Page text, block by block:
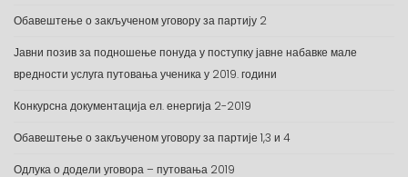
Обавештење о закљученом уговору за партију 2
Јавни позив за подношење понуда у поступку јавне набавке мале
вредности услуга путовања ученика у 2019. години
Конкурсна документација ел. енергија 2-2019
Обавештење о закљученом уговору за партије 1,3 и 4
Одлука о додели уговора – путовања 2019